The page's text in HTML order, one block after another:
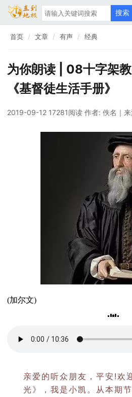
首页 文章 有声 经典
为你朗读 | 08十字架
《基督徒生活手册》
2019-09-12 17281阅读 作者: 佚名 ｜
(加尔文)
亲爱的听众朋友，平安!欢
光》，我是小凯。从本期